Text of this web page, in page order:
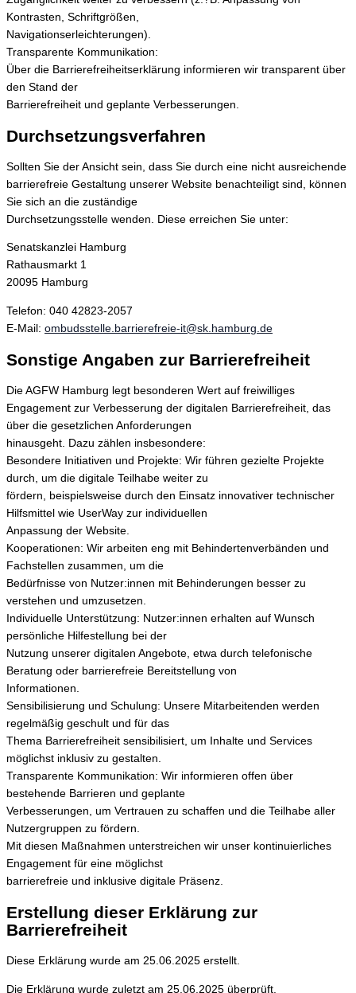
Kontrasten, Schriftgrößen,
Navigationserleichterungen).
Transparente Kommunikation:
Über die Barrierefreiheitserklärung informieren wir transparent über
den Stand der
Barrierefreiheit und geplante Verbesserungen.
Durchsetzungsverfahren
Sollten Sie der Ansicht sein, dass Sie durch eine nicht ausreichende
barrierefreie Gestaltung unserer Website benachteiligt sind, können
Sie sich an die zuständige
Durchsetzungsstelle wenden. Diese erreichen Sie unter:
Senatskanzlei Hamburg
Rathausmarkt 1
20095 Hamburg
Telefon: 040 42823-2057
E-Mail: ombudsstelle.barrierefreie-it@sk.hamburg.de
Sonstige Angaben zur Barrierefreiheit
Die AGFW Hamburg legt besonderen Wert auf freiwilliges
Engagement zur Verbesserung der digitalen Barrierefreiheit, das
über die gesetzlichen Anforderungen
hinausgeht. Dazu zählen insbesondere:
Besondere Initiativen und Projekte: Wir führen gezielte Projekte
durch, um die digitale Teilhabe weiter zu
fördern, beispielsweise durch den Einsatz innovativer technischer
Hilfsmittel wie UserWay zur individuellen
Anpassung der Website.
Kooperationen: Wir arbeiten eng mit Behindertenverbänden und
Fachstellen zusammen, um die
Bedürfnisse von Nutzer:innen mit Behinderungen besser zu
verstehen und umzusetzen.
Individuelle Unterstützung: Nutzer:innen erhalten auf Wunsch
persönliche Hilfestellung bei der
Nutzung unserer digitalen Angebote, etwa durch telefonische
Beratung oder barrierefreie Bereitstellung von
Informationen.
Sensibilisierung und Schulung: Unsere Mitarbeitenden werden
regelmäßig geschult und für das
Thema Barrierefreiheit sensibilisiert, um Inhalte und Services
möglichst inklusiv zu gestalten.
Transparente Kommunikation: Wir informieren offen über
bestehende Barrieren und geplante
Verbesserungen, um Vertrauen zu schaffen und die Teilhabe aller
Nutzergruppen zu fördern.
Mit diesen Maßnahmen unterstreichen wir unser kontinuierliches
Engagement für eine möglichst
barrierefreie und inklusive digitale Präsenz.
Erstellung dieser Erklärung zur
Barrierefreiheit
Diese Erklärung wurde am 25.06.2025 erstellt.
Die Erklärung wurde zuletzt am 25.06.2025 überprüft.